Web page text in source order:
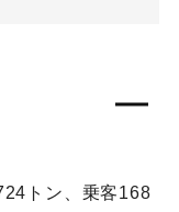
トン、乗客168